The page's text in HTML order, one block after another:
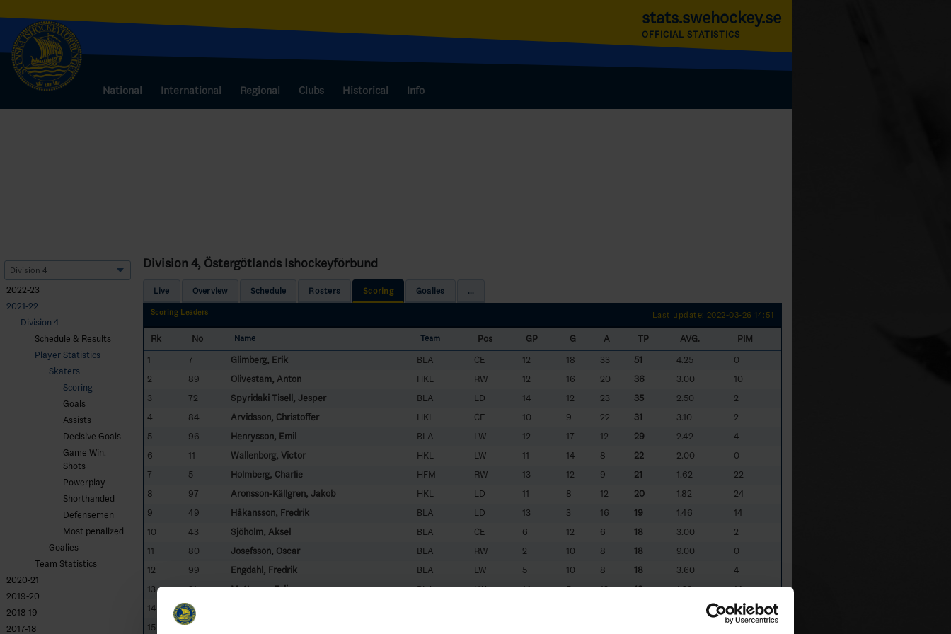
National International Regional Clubs Historical Info
stats.swehockey.se
OFFICIAL STATISTICS
2022-23
2021-22
Division 4
Schedule & Results
Player Statistics
Skaters
Scoring
Goals
Assists
Decisive Goals
Game Win.
Shots
Powerplay
Shorthanded
Defensemen
Most penalized
Goalies
Team Statistics
2020-21
2019-20
2018-19
2017-18
Division 4, Östergötlands Ishockeyförbund
Live Overview Schedule Rosters Scoring Goalies ...
Scoring Leaders Last update: 2022-03-26 14:51
Rk No Name Team Pos GP G A TP AVG.
PIM
1
7 Glimberg, Erik BLA CE 12 18 33 51 4.25
0
2
89 Olivestam, Anton HKL RW 12 16 20 36 3.00
10
3
72 Spyridaki Tisell, Jesper BLA LD 14 12 23 35 2.50
2
4
84 Arvidsson, Christoffer HKL CE 10 9 22 31 3.10
2
5
96 Henrysson, Emil BLA LW 12 17 12 29 2.42
4
6
11 Wallenborg, Victor HKL LW 11 14 8 22 2.00
0
7
5 Holmberg, Charlie HFM RW 13 12 9 21 1.62
22
8
97 Aronsson-Källgren, Jakob HKL LD 11 8 12 20 1.82
24
9
49 Håkansson, Fredrik BLA LD 13 3 16 19 1.46
14
10
43 Sjöholm, Aksel BLA CE 6 12 6 18 3.00
2
11
80 Josefsson, Oscar BLA RW 2 10 8 18 9.00
0
12
99 Engdahl, Fredrik BLA LW 5 10 8 18 3.60
4
13
31 Mattsson, Felix BLA LW 14 5 13 18 1.29
14
14
19
4
15
29